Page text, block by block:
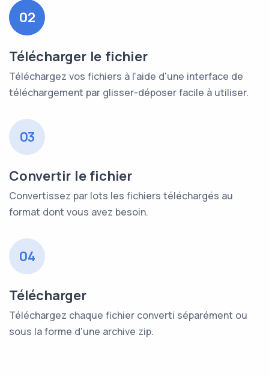
02
Télécharger le fichier
Téléchargez vos fichiers à l'aide d'une interface de
téléchargement par glisser-déposer facile à utiliser.
03
Convertir le fichier
Convertissez par lots les fichiers téléchargés au
format dont vous avez besoin.
04
Télécharger
Téléchargez chaque fichier converti séparément ou
sous la forme d'une archive zip.